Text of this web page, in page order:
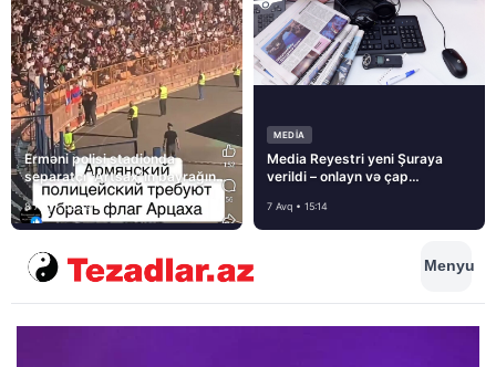
Erməni polisi stadionda
separatçı “Artsax”ın bayrağını
müsadirə etdi və…
8 Avq • 08:39
MEDİA
Media Reyestri yeni Şuraya
verildi – onlayn və çap
7 Avq • 15:14
Menyu